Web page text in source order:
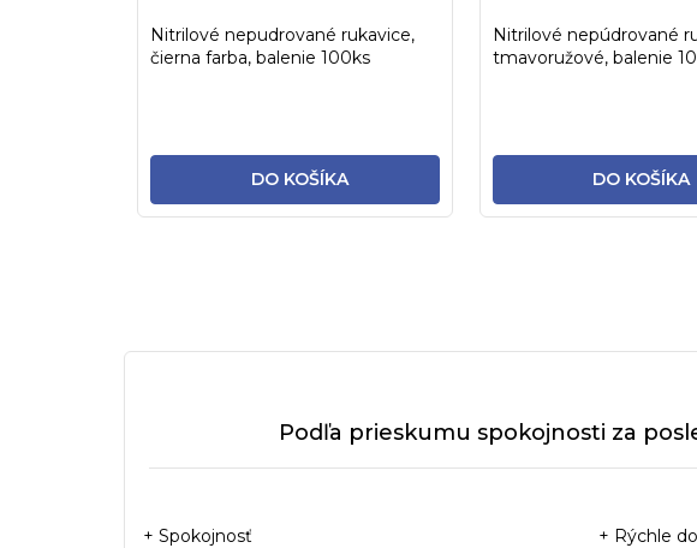
DO KOŠÍKA
Nitrilové nepudrované rukavice,
čierna farba, balenie 100ks
DO KOŠÍKA
Nitrilové nepúdrované
tmavoružové, balenie
Podľa prieskumu spokojnosti za
+ Spokojnosť + Rýchle